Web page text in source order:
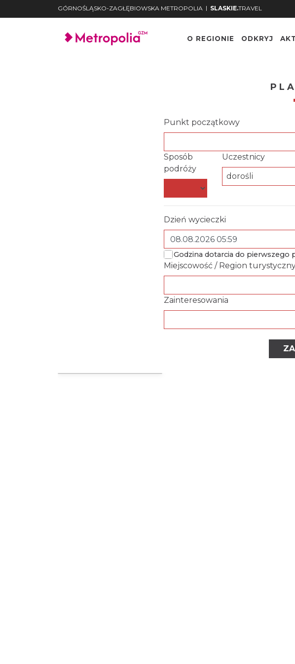
GÓRNOŚLĄSKO-ZAGŁĘBIOWSKA METROPOLIA | SLASKIE.TRAVEL
O REGIONIE ODKRYJ
Punkt początkowy
Sposób
podróży
Uczestnicy
dorośli
Dzień wycieczki
Godzina dotarcia do pierwszego
Miejscowość / Region
Zainteresowania